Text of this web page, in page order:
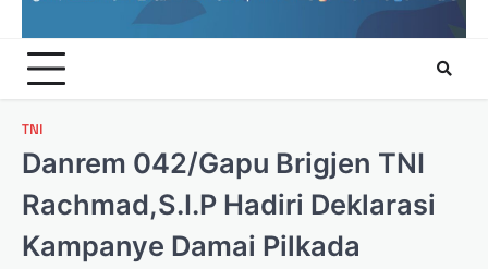
TNI
Danrem 042/Gapu Brigjen TNI
Rachmad,S.I.P Hadiri Deklarasi
Kampanye Damai Pilkada